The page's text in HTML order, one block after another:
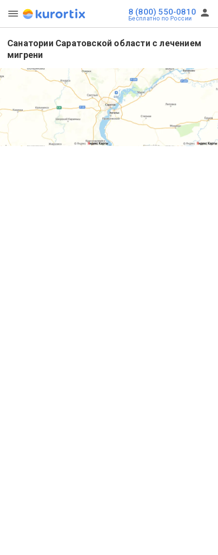
8 (800) 550-0810
Бесплатно по России
Санатории Саратовской области с лечением
мигрени